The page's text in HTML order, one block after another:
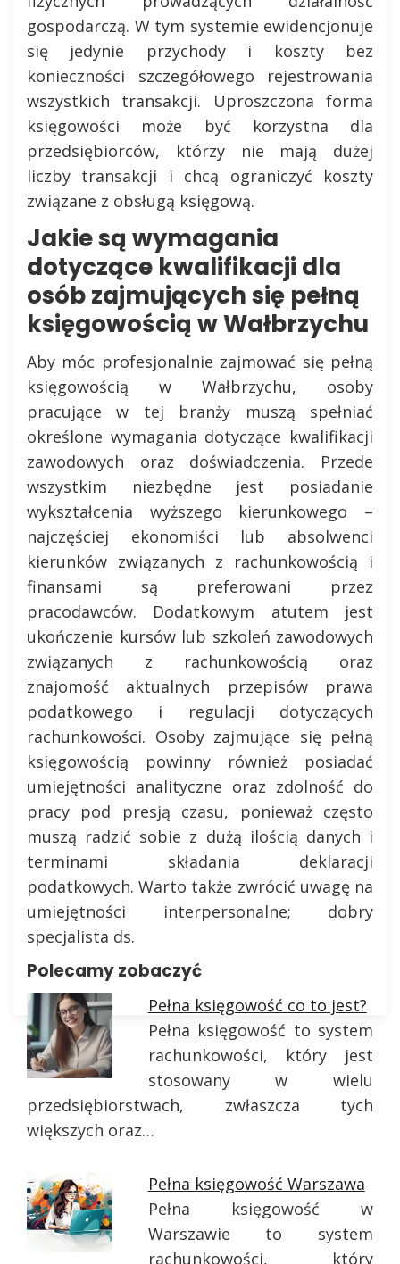
gospodarczą. W tym systemie ewidencjonuje
się jedynie przychody i koszty bez
konieczności szczegółowego rejestrowania
wszystkich transakcji. Uproszczona forma
księgowości może być korzystna dla
przedsiębiorców, którzy nie mają dużej
liczby transakcji i chcą ograniczyć koszty
związane z obsługą księgową.
Jakie są wymagania
dotyczące kwalifikacji dla
osób zajmujących się pełną
księgowością w Wałbrzychu
Aby móc profesjonalnie zajmować się pełną
księgowością w Wałbrzychu, osoby
pracujące w tej branży muszą spełniać
określone wymagania dotyczące kwalifikacji
zawodowych oraz doświadczenia. Przede
wszystkim niezbędne jest posiadanie
wykształcenia wyższego kierunkowego –
najczęściej ekonomiści lub absolwenci
kierunków związanych z rachunkowością i
finansami są preferowani przez
pracodawców. Dodatkowym atutem jest
ukończenie kursów lub szkoleń zawodowych
związanych z rachunkowością oraz
znajomość aktualnych przepisów prawa
podatkowego i regulacji dotyczących
rachunkowości. Osoby zajmujące się pełną
księgowością powinny również posiadać
umiejętności analityczne oraz zdolność do
pracy pod presją czasu, ponieważ często
muszą radzić sobie z dużą ilością danych i
terminami składania deklaracji
podatkowych. Warto także zwrócić uwagę na
umiejętności interpersonalne; dobry
specjalista ds.
Polecamy zobaczyć
Pełna księgowość co to jest?
Pełna księgowość to system
rachunkowości, który jest
stosowany w wielu
przedsiębiorstwach, zwłaszcza tych
większych oraz…
Pełna księgowość Warszawa
Pełna księgowość w
Warszawie to system
rachunkowości, który